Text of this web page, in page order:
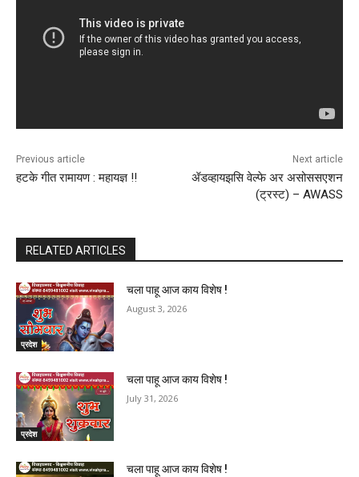
Previous article
हटके गीत रामायण : महायज्ञ !!
Next article
ॲडव्हायझसि वेल्फे अर असोससएशन
(ट्रस्ट) – AWASS
RELATED ARTICLES
प्रदेश
चला पाहू आज काय विशेष !
August 3, 2026
प्रदेश
चला पाहू आज काय विशेष !
July 31, 2026
चला पाहू आज काय विशेष !